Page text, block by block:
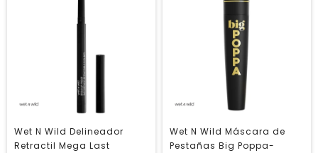
Wet N Wild Delineador
Retractil Mega Last
Wet N Wild Máscara de
Pestañas Big Poppa-